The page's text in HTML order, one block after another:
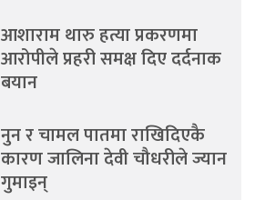
आशाराम थारु हत्या प्रकरणमा
आरोपीले प्रहरी समक्ष दिए दर्दनाक
बयान
नुन र चामल पातमा राखिदिएकै
कारण जालिना देवी चौधरीले ज्यान
गुमाइन्